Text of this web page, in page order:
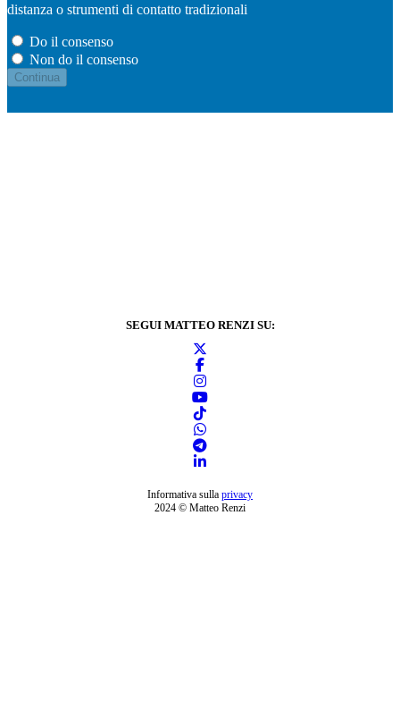
distanza o strumenti di contatto tradizionali
Do il consenso
Non do il consenso
SEGUI MATTEO RENZI SU:
Informativa sulla privacy
2024 © Matteo Renzi